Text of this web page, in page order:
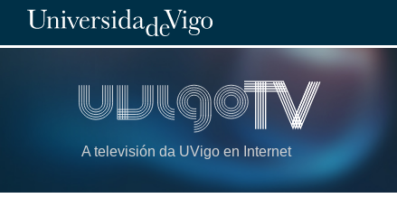
A televisión da UVigo en Internet